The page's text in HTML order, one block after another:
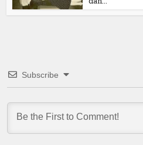
Subscribe